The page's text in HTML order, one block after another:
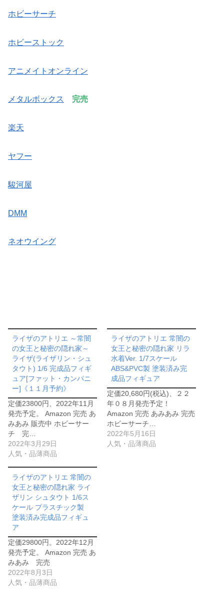
ホビーサーチ
ホビーストック
アニメイトオンライン
メタルボックス 完売
楽天
ヤフー
駿河屋
DMM
ネオウイング
ライザのアトリエ ～常闇
の女王と秘密の隠れ家～
ライザ(ライザリン・シュ
タウト) 1/6 完成品フィギ
ュア[ファット・カンパニ
ー]《１１月予約》
定価23800円、2022年11月
発売予定。 Amazon 完売 あ
みあみ 販売中 ホビーサー
チ 完…
2022年3月29日
人気・品薄商品
ライザのアトリエ 常闇の
女王と秘密の隠れ家 リラ
水着Ver. 1/7スケール
ABS&PVC製 塗装済み完
成品フィギュア
定価20,680円(税込)、２２
年０８月発売予定！
Amazon 完売 あみあみ 完売
ホビーサーチ…
2022年5月16日
人気・品薄商品
ライザのアトリエ 常闇の
女王と秘密の隠れ家 ライ
ザリン シュタウト 1/6ス
ケール プラスチック製
塗装済み完成品フィギュ
ア
定価29800円。2022年12月
発売予定。 Amazon 完売 あ
みあみ 完売
2022年8月3日
人気・品薄商品